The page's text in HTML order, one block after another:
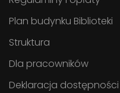
Plan budynku Biblioteki
Struktura
Dla pracowników
Deklaracja dostępności